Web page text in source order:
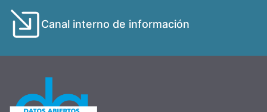
Canal interno de información